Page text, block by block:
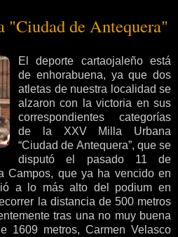
de Antequera"
El deporte cartaojaleño está
de enhorabuena, ya que dos
atletas de nuestra localidad se
alzaron con la victoria en sus
correspondientes categorías
de la XXV Milla Urbana
“Ciudad de Antequera”, que se
disputó el pasado 11 de
Campos, que ya ha vencido en
a lo más alto del podium en
la distancia de 500 metros
tras una no muy buena
1609 metros, Carmen Velasco